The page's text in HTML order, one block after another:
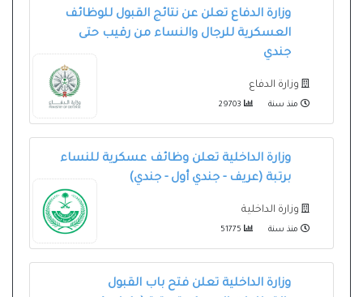
وزارة الدفاع تعلن عن نتائج القبول للوظائف
العسكرية للرجال والنساء من رقيب حتى
جندي
وزارة الدفاع
منذ سنة
وزارة الداخلية تعلن وظائف عسكرية للنساء
برتبة (عريف - جندي أول - جندي)
وزارة الداخلية
منذ سنة
وزارة الداخلية تعلن فتح باب القبول